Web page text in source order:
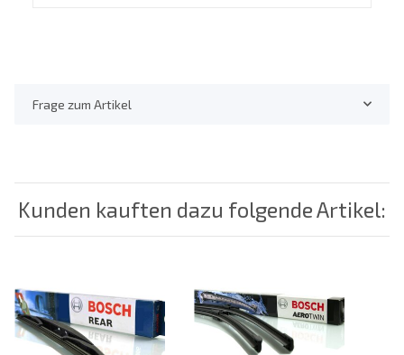
Frage zum Artikel
Kunden kauften dazu folgende Artikel: